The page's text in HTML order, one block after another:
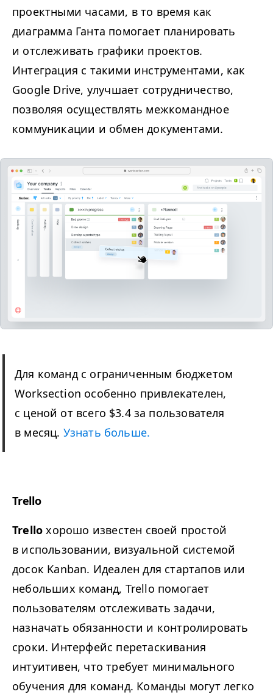
проектными часами, в то время как
диаграмма Ганта помогает планировать
и отслеживать графики проектов.
Интеграция с такими инструментами, как
Google Drive, улучшает сотрудничество,
позволяя осуществлять межкомандное
коммуникации и обмен документами.
Для команд с ограниченным бюджетом
Worksection особенно привлекателен,
с ценой от всего $3.4 за пользователя
в месяц. Узнать больше.
Trello
Trello хорошо известен своей простой
в использовании, визуальной системой
досок Kanban. Идеален для стартапов или
небольших команд, Trello помогает
пользователям отслеживать задачи,
назначать обязанности и контролировать
сроки. Интерфейс перетаскивания
интуитивен, что требует минимального
обучения для команд. Команды могут легко